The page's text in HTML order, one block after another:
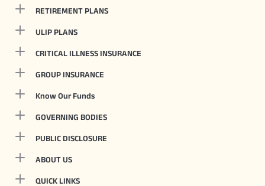
RETIREMENT PLANS
ULIP PLANS
CRITICAL ILLNESS INSURANCE
GROUP INSURANCE
Know Our Funds
GOVERNING BODIES
PUBLIC DISCLOSURE
ABOUT US
QUICK LINKS